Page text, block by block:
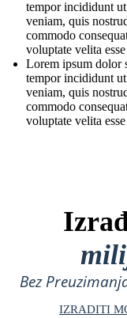
tempor incididunt
veniam, quis
commodo
voluptate velita
Lorem ipsum dolor
tempor incididunt
veniam, quis
commodo
voluptate velita
Bez
IZRADITI